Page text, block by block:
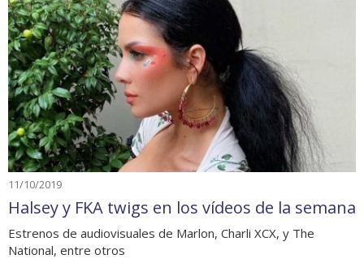
11/10/2019
Halsey y FKA twigs en los vídeos de la semana
Estrenos de audiovisuales de Marlon, Charli XCX, y The
National, entre otros